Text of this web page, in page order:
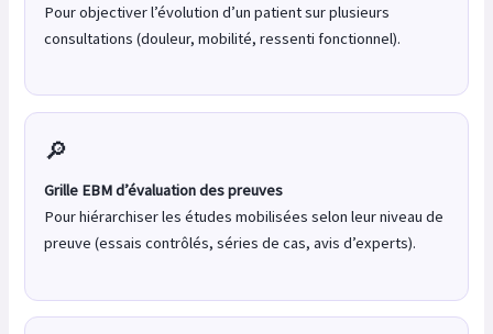
Pour objectiver l’évolution d’un patient sur plusieurs
consultations (douleur, mobilité, ressenti fonctionnel).
🔎
Grille EBM d’évaluation des preuves
Pour hiérarchiser les études mobilisées selon leur niveau de
preuve (essais contrôlés, séries de cas, avis d’experts).